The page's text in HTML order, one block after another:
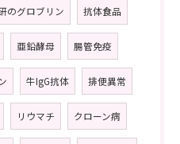
のグロブリン 抗体食品
亜鉛酵母 腸管免疫
牛IgG抗体 排便異常
リウマチ クローン病